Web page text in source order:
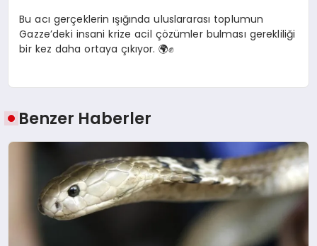
Bu acı gerçeklerin ışığında uluslararası toplumun
Gazze’deki insani krize acil çözümler bulması gerekliliği
bir kez daha ortaya çıkıyor. 🌍✊
Benzer Haberler